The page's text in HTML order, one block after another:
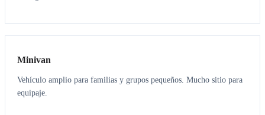
6 5
Minivan
Vehículo amplio para familias y grupos pequeños. Mucho sitio para
equipaje.